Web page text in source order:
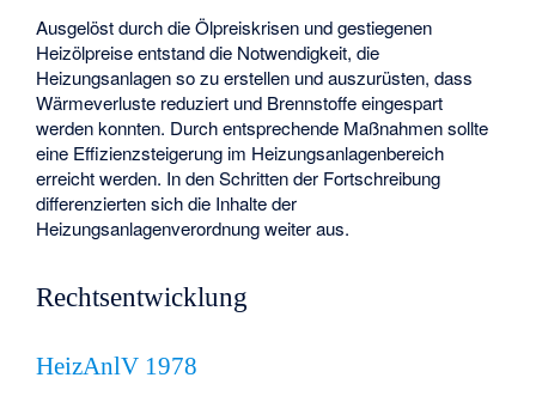
Ausgelöst durch die Ölpreiskrisen und gestiegenen
Heizölpreise entstand die Notwendigkeit, die
Heizungsanlagen so zu erstellen und auszurüsten, dass
Wärmeverluste reduziert und Brennstoffe eingespart
werden konnten. Durch entsprechende Maßnahmen sollte
eine Effizienzsteigerung im Heizungsanlagenbereich
erreicht werden. In den Schritten der Fortschreibung
differenzierten sich die Inhalte der
Heizungsanlagenverordnung weiter aus.
Rechtsentwicklung
HeizAnlV 1978